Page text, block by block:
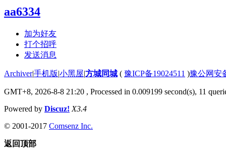
aa6334
加为好友
打个招呼
发送消息
Archiver|手机版|小黑屋|方城同城 ( 豫ICP备19024511 )豫公网安
GMT+8, 2026-8-8 21:20 , Processed in 0.009199 second(s), 11
Powered by Discuz! X3.4
© 2001-2017 Comsenz Inc.
返回顶部